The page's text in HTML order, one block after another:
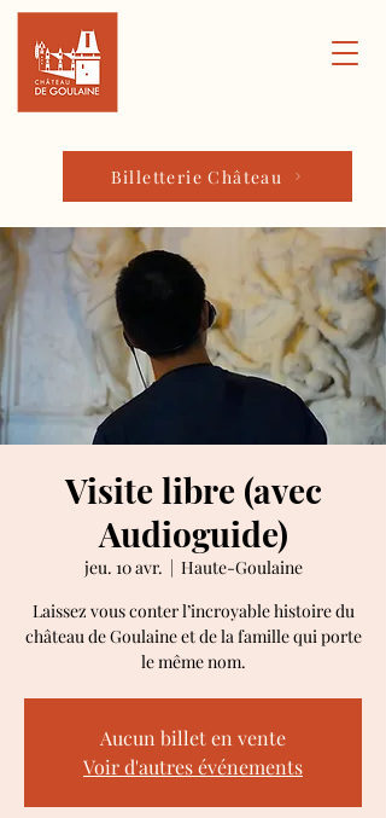
Billetterie Château
Visite libre (avec
Audioguide)
jeu. 10 avr.
  |
Haute-Goulaine
Laissez vous conter l’incroyable histoire du
château de Goulaine et de la famille qui porte
le même nom.
Aucun billet en vente
Voir d'autres événements